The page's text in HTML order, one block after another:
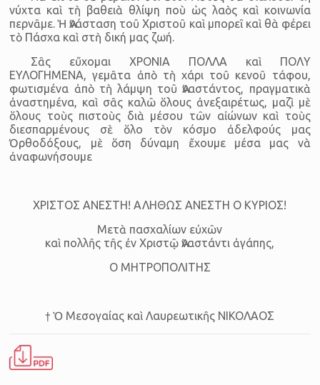
νύχτα καὶ τὴ βαθειὰ θλίψη ποὺ ὡς λαὸς καὶ κοινωνία
περνᾶμε. Ἡ Ἀνάσταση τοῦ Χριστοῦ καὶ μπορεῖ καὶ θὰ φέρει
τὸ Πάσχα καὶ στὴ δική μας ζωή.
Σᾶς εὔχομαι ΧΡΟΝΙΑ ΠΟΛΛΑ καὶ ΠΟΛΥ
ΕΥΛΟΓΗΜΕΝΑ, γεμᾶτα ἀπὸ τὴ χάρι τοῦ κενοῦ τάφου,
φωτισμένα ἀπὸ τὴ λάμψη τοῦ Ἀναστάντος, πραγματικὰ
ἀναστημένα, καὶ σᾶς καλῶ ὅλους ἀνεξαιρέτως, μαζὶ μὲ
ὅλους τοὺς πιστοὺς διὰ μέσου τῶν αἰώνων καὶ τοὺς
διεσπαρμένους σὲ ὅλο τὸν κόσμο ἀδελφούς μας
Ὀρθοδόξους, μὲ ὅση δύναμη ἔχουμε μέσα μας νὰ
ἀναφωνήσουμε
ΧΡΙΣΤΟΣ ΑΝΕΣΤΗ! ΑΛΗΘΩΣ ΑΝΕΣΤΗ Ο ΚΥΡΙΟΣ!
Μετὰ πασχαλίων εὐχῶν
καὶ πολλῆς τῆς ἐν Χριστῷ Ἀναστάντι ἀγάπης,
Ο ΜΗΤΡΟΠΟΛΙΤΗΣ
† Ὁ Μεσογαίας καὶ Λαυρεωτικῆς ΝΙΚΟΛΑΟΣ